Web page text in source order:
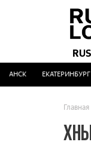
ЕКАТЕРИНБУРГ
Главная